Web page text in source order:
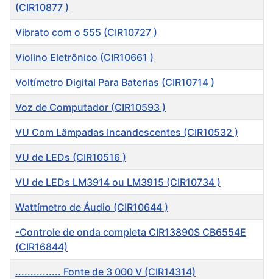
(CIR10877 )
Vibrato com o 555 (CIR10727 )
Violino Eletrônico (CIR10661 )
Voltímetro Digital Para Baterias (CIR10714 )
Voz de Computador (CIR10593 )
VU Com Lâmpadas Incandescentes (CIR10532 )
VU de LEDs (CIR10516 )
VU de LEDs LM3914 ou LM3915 (CIR10734 )
Wattímetro de Áudio (CIR10644 )
-Controle de onda completa CIR13890S CB6554E
(CIR16844)
............... Fonte de 3 000 V (CIR14314)